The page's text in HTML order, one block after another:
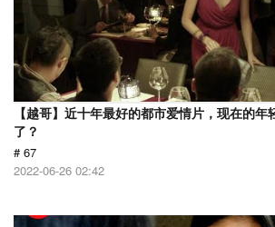
【越哥】近十年最好的都市爱情片，现在的
了？
# 67
2022-06-26 02:42